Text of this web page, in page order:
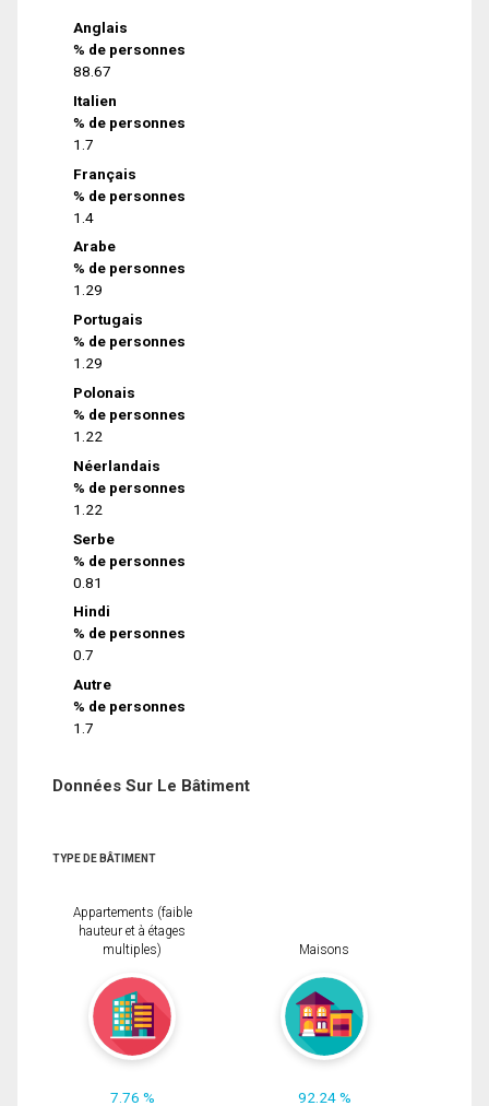
Anglais
% de personnes
88.67
Italien
% de personnes
1.7
Français
% de personnes
1.4
Arabe
% de personnes
1.29
Portugais
% de personnes
1.29
Polonais
% de personnes
1.22
Néerlandais
% de personnes
1.22
Serbe
% de personnes
0.81
Hindi
% de personnes
0.7
Autre
% de personnes
1.7
Données Sur Le Bâtiment
TYPE DE BÂTIMENT
Appartements (faible
hauteur et à étages
multiples)
7.76 %
Maisons
92.24 %